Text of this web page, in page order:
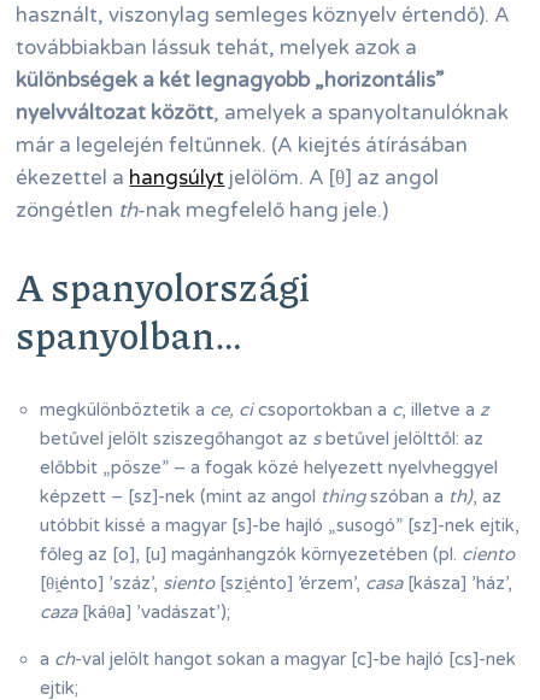
használt, viszonylag semleges köznyelv értendő). A
továbbiakban lássuk tehát, melyek azok a
különbségek a két legnagyobb „horizontális”
nyelvváltozat között, amelyek a spanyoltanulóknak
már a legelején feltűnnek. (A kiejtés átírásában
ékezettel a hangsúlyt jelölöm. A [θ] az angol
zöngétlen th-nak megfelelő hang jele.)
A spanyolországi
spanyolban…
megkülönböztetik a ce, cicsoportokban a c, illetve a z
betűvel jelölt sziszegőhangot az sbetűvel jelölttől: az
előbbit „pösze” – a fogak közé helyezett nyelvheggyel
képzett – [sz]-nek (mint az angol thingszóban a th), az
utóbbit kissé a magyar [s]-be hajló „susogó” [sz]-nek ejtik,
főleg az [o], [u] magánhangzók környezetében (pl. ciento
[θi̯énto] ’száz’, siento[szi̯énto] ’érzem’, casa[kásza] ’ház’,
caza[káθa] ’vadászat’);
a ch-val jelölt hangot sokan a magyar [c]-be hajló [cs]-nek
ejtik;